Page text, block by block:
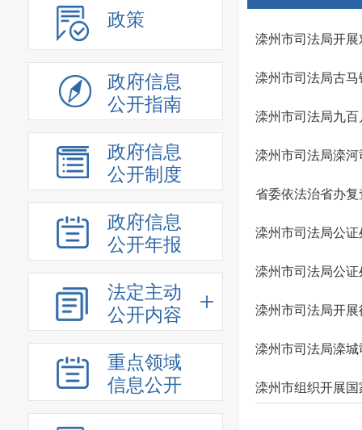
政策
政府信息
公开指南
政府信息
公开制度
政府信息
公开年报
法定主动
公开内容
重点领域
信息公开
滦州市司法局开
滦州市司法局古
滦州市司法局九
滦州市司法局滦
省委依法治省办
滦州市司法局公
滦州市司法局公
滦州市司法局开
滦州市司法局滦
滦州市组织开展